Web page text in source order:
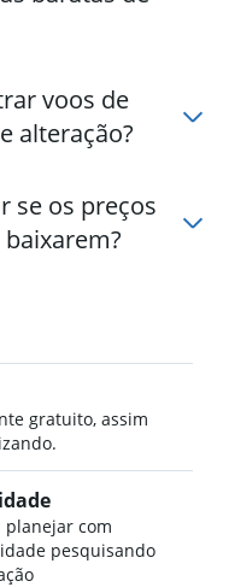
voos de
alteração?
se os preços
gratuito, assim
planejar com
pesquisando